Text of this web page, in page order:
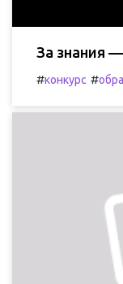
За знания
#конкурс #